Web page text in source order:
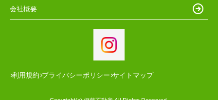
会社概要
利用規約 プライバシーポリシー サイトマップ